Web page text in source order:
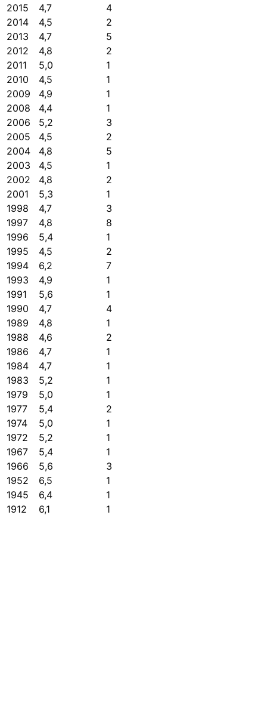
2015
4,7
4
2014
4,5
2
2013
4,7
5
2012
4,8
2
2011
5,0
1
2010
4,5
1
2009
4,9
1
2008
4,4
1
2006
5,2
3
2005
4,5
2
2004
4,8
5
2003
4,5
1
2002
4,8
2
2001
5,3
1
1998
4,7
3
1997
4,8
8
1996
5,4
1
1995
4,5
2
1994
6,2
7
1993
4,9
1
1991
5,6
1
1990
4,7
4
1989
4,8
1
1988
4,6
2
1986
4,7
1
1984
4,7
1
1983
5,2
1
1979
5,0
1
1977
5,4
2
1974
5,0
1
1972
5,2
1
1967
5,4
1
1966
5,6
3
1952
6,5
1
1945
6,4
1
1912
6,1 1